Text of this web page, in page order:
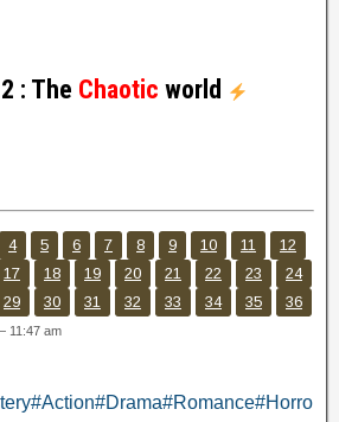
: The Chaotic world
4 5 6 7 8 9 10 11
12
17 18 19 20 21 22 23
24
29 30 31 32 33 34 35 36
11:47 am